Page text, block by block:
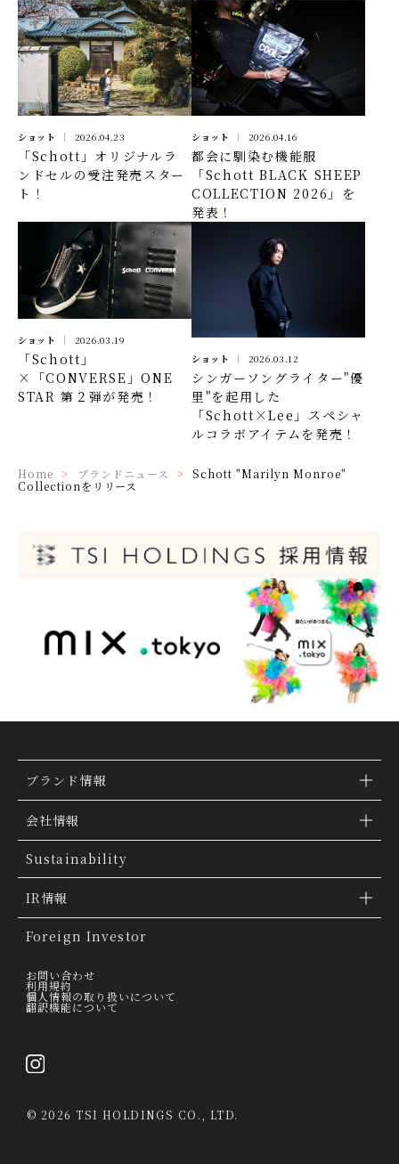
ショット 2026.04.23
「Schott」オリジナルラ
ンドセルの受注発売スター
ト！
ショット 2026.04.16
都会に馴染む機能服
「Schott BLACK SHEEP
COLLECTION 2026」を
発表！
ショット 2026.03.19
「Schott」
×「CONVERSE」ONE
STAR 第２弾が発売！
ショット 2026.03.12
シンガーソングライター"優
里"を起用した
「Schott×Lee」スペシャ
ルコラボアイテムを発売！
Home ブランドニュース
Schott "Marilyn Monroe"
Collectionをリリース
ブランド情報
ブランド検索
ブランドトピックス
「ファッションの力を信じよう」
THE MOVIE
会社情報
TSI トピックス
会社概要
会社沿革
グループ会社
経営理念
採用情報
Sustainability
IR情報
IR情報
IR トピックス
IRライブラリー
決算説明会資料
Foreign Investor
お問い合わせ
利用規約
個人情報の取り扱いについて
翻訳機能について
© 2026 TSI HOLDINGS CO., LTD.